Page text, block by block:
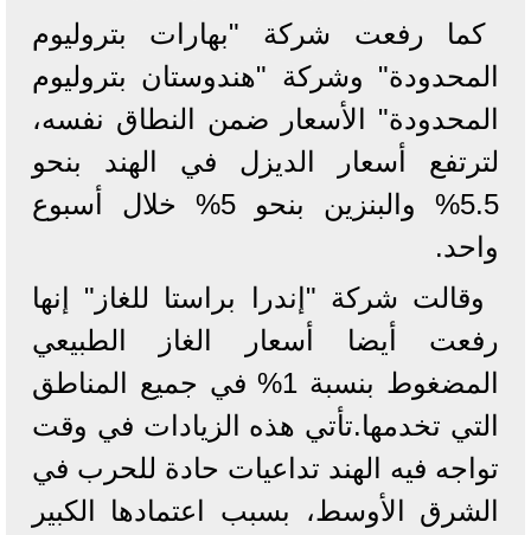
كما رفعت شركة "بهارات بتروليوم
المحدودة" وشركة "هندوستان بتروليوم
المحدودة" الأسعار ضمن النطاق نفسه،
لترتفع أسعار الديزل في الهند بنحو
5.5% والبنزين بنحو 5% خلال أسبوع
واحد.
وقالت شركة "إندرا براستا للغاز" إنها
رفعت أيضا أسعار الغاز الطبيعي
المضغوط بنسبة 1% في جميع المناطق
التي تخدمها.تأتي هذه الزيادات في وقت
تواجه فيه الهند تداعيات حادة للحرب في
الشرق الأوسط، بسبب اعتمادها الكبير